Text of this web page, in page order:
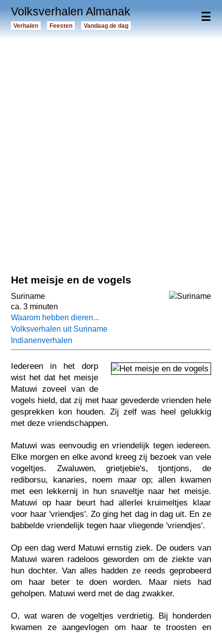
☰
Volksverhalen Almanak
Verhalen Feesten Vandaag de dag
Het meisje en de vogels
Suriname
ca. 3 minuten
Waarom hebben dieren...
Volksverhalen uit Suriname
Indianenverhalen
Iedereen in het dorp
wist het dat het meisje
Matuwi zoveel van de
vogels hield, dat zij met haar gevederde vrienden hele
gesprekken kon houden. Zij zelf was heel gelukkig
met deze vriendschappen.
Matuwi was eenvoudig en vriendelijk tegen iedereen.
Elke morgen en elke avond kreeg zij bezoek van vele
vogeltjes. Zwaluwen, grietjebie's, tjontjons, de
rediborsu, kanaries, noem maar op; allen kwamen
met een lekkernij in hun snaveltje naar het meisje.
Matuwi op haar beurt had allerlei kruimeltjes klaar
voor haar 'vriendjes'. Zo ging het dag in dag uit. En ze
babbelde vriendelijk tegen haar vliegende 'vriendjes'.
Op een dag werd Matuwi ernstig ziek. De ouders van
Matuwi waren radeloos geworden om de ziekte van
hun dochter. Van alles hadden ze reeds geprobeerd
om haar beter te doen worden. Maar niets had
geholpen. Matuwi werd met de dag zwakker.
O, wat waren de vogeltjes verdrietig. Bij honderden
kwamen ze aangevlogen om haar te troosten en